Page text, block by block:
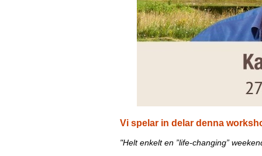
Vi spelar in delar denna
"Helt enkelt en ”life-changing”